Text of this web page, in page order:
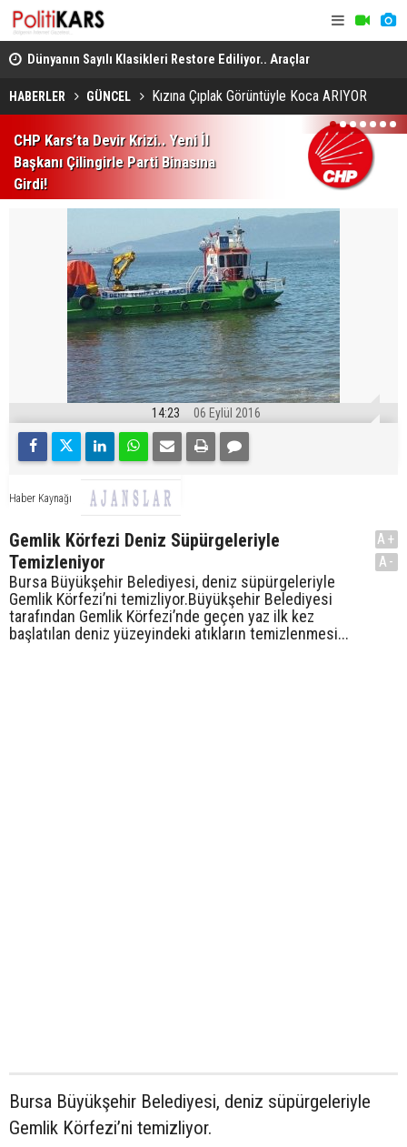
Dünyanın Sayılı Klasikleri Restore Ediliyor.. Araçlar
Yeniden Yollara Dönüyor! Kalan Tren
HABERLER GÜNCEL Kızına Çıplak Görüntüyle Koca ARIYOR
CHP Kars’ta Devir Krizi.. Yeni İl
Başkanı Çilingirle Parti Binasına
Girdi!
1 2 3 4 5 6 7
14:23 06 Eylül 2016
Haber Kaynağı
Gemlik Körfezi Deniz Süpürgeleriyle
Temizleniyor
Bursa Büyükşehir Belediyesi, deniz süpürgeleriyle
Gemlik Körfezi’ni temizliyor.Büyükşehir Belediyesi
tarafından Gemlik Körfezi’nde geçen yaz ilk kez
başlatılan deniz yüzeyindeki atıkların temizlenmesi...
A+
A-
Bursa Büyükşehir Belediyesi, deniz süpürgeleriyle
Gemlik Körfezi’ni temizliyor.